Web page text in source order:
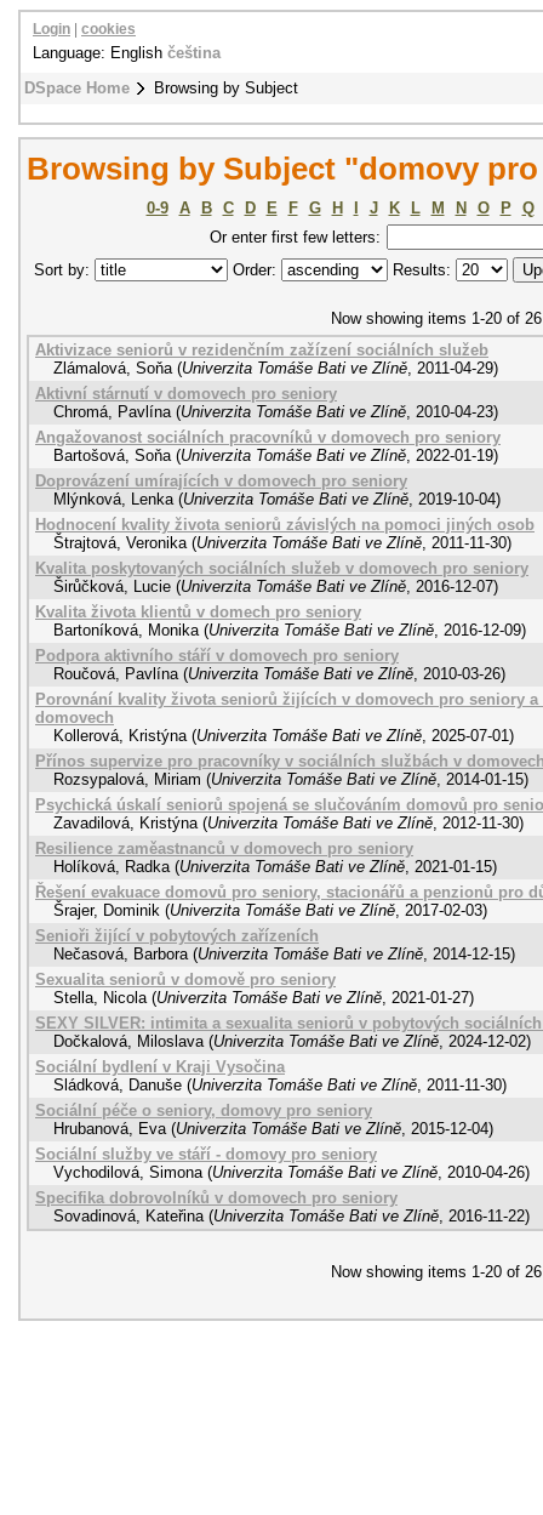
DSpace Home Browsing by Subject
Login cookies
Language: English čeština
Browsing by Subject "domovy
0-9 A B C D E F G H J K L M N O P
Q
Or enter first few letters:
Sort by:
Order: Results:
Now showing items 1-20 of 26
Aktivizace seniorů v rezidenčním zažízení sociálních služeb
Zlámalová, Soňa (Univerzita Tomáše Bati ve Zlíně, 2011-04-29)
Aktivní stárnutí v domovech pro seniory
Chromá, Pavlína (Univerzita Tomáše Bati ve Zlíně, 2010-04-23)
Angažovanost sociálních pracovníků v domovech pro seniory
Bartošová, Soňa (Univerzita Tomáše Bati ve Zlíně, 2022-01-19)
Doprovázení umírajících v domovech pro seniory
Mlýnková, Lenka (Univerzita Tomáše Bati ve Zlíně, 2019-10-04)
Hodnocení kvality života seniorů závislých na pomoci jiných osob
Štrajtová, Veronika (Univerzita Tomáše Bati ve Zlíně, 2011-11-30)
Kvalita poskytovaných sociálních služeb v domovech pro seniory
Širůčková, Lucie (Univerzita Tomáše Bati ve Zlíně, 2016-12-07)
Kvalita života klientů v domech pro seniory
Bartoníková, Monika (Univerzita Tomáše Bati ve Zlíně, 2016-12-09)
Podpora aktivního stáří v domovech pro seniory
Roučová, Pavlína (Univerzita Tomáše Bati ve Zlíně, 2010-03-26)
Porovnání kvality života seniorů žijících v domovech pro seniory
domovech
Kollerová, Kristýna (Univerzita Tomáše Bati ve Zlíně, 2025-07-01)
Přínos supervize pro pracovníky v sociálních službách v
Rozsypalová, Miriam (Univerzita Tomáše Bati ve Zlíně, 2014-01-15)
Psychická úskalí seniorů spojená se slučováním domovů pro
Zavadilová, Kristýna (Univerzita Tomáše Bati ve Zlíně, 2012-11-30)
Resilience zaměastnanců v domovech pro seniory
Holíková, Radka (Univerzita Tomáše Bati ve Zlíně, 2021-01-15)
Řešení evakuace domovů pro seniory, stacionářů a penzionů pro
Šrajer, Dominik (Univerzita Tomáše Bati ve Zlíně, 2017-02-03)
Senioři žijící v pobytových zařízeních
Nečasová, Barbora (Univerzita Tomáše Bati ve Zlíně, 2014-12-15)
Sexualita seniorů v domově pro seniory
Stella, Nicola (Univerzita Tomáše Bati ve Zlíně, 2021-01-27)
SEXY SILVER: intimita a sexualita seniorů v pobytových
Dočkalová, Miloslava (Univerzita Tomáše Bati ve Zlíně, 2024-12-02)
Sociální bydlení v Kraji Vysočina
Sládková, Danuše (Univerzita Tomáše Bati ve Zlíně, 2011-11-30)
Sociální péče o seniory, domovy pro seniory
Hrubanová, Eva (Univerzita Tomáše Bati ve Zlíně, 2015-12-04)
Sociální služby ve stáří - domovy pro seniory
Vychodilová, Simona (Univerzita Tomáše Bati ve Zlíně, 2010-04-26)
Specifika dobrovolníků v domovech pro seniory
Sovadinová, Kateřina (Univerzita Tomáše Bati ve Zlíně, 2016-11-22)
Now showing items 1-20 of 26